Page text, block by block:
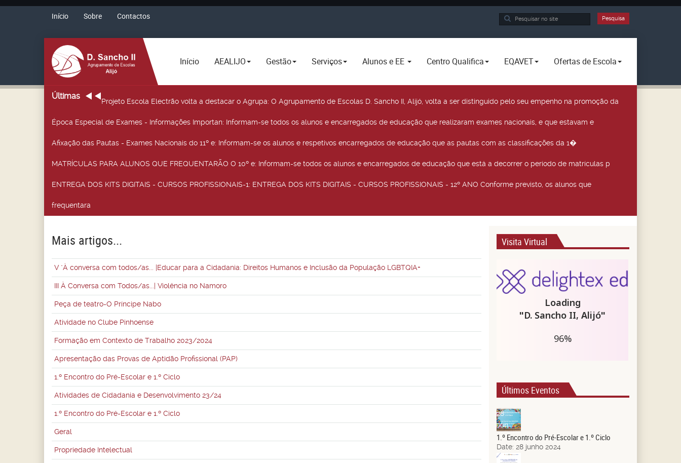
Início Sobre Contactos Pesquisa... Pesquisa
Início AEALIJO Gestão Serviços Alunos e EE Centro Qualifica EQAVET Ofertas de Escola
Últimas
Projeto Escola Electrão volta a destacar o Agrupa: O Agrupamento de Escolas D. Sancho II, Alijó, volta a ser distinguido pelo seu empenho na promoção da
Época Especial de Exames - Informações Importan: Informam-se todos os alunos e encarregados de educação que realizaram exames nacionais, e que estavam e
Afixação das Pautas - Exames Nacionais do 11º e: Informam-se os alunos e respetivos encarregados de educação que as pautas com as classificações da 1�
MATRÍCULAS PARA ALUNOS QUE FREQUENTARÃO O 10º e: Informam-se todos os alunos e encarregados de educação que está a decorrer o período de matrículas p
ENTREGA DOS KITS DIGITAIS - CURSOS PROFISSIONAIS-1: ENTREGA DOS KITS DIGITAIS - CURSOS PROFISSIONAIS - 12º ANO Conforme previsto, os alunos que
frequentara
Mais artigos...
V "À conversa com todos/as... |Educar para a Cidadania: Direitos Humanos e Inclusão da População LGBTQIA+
III À Conversa com Todos/as...| Violência no Namoro
Peça de teatro-O Príncipe Nabo
Atividade no Clube Pinhoense
Formação em Contexto de Trabalho 2023/2024
Apresentação das Provas de Aptidão Profissional (PAP)
1.º Encontro do Pré-Escolar e 1.º Ciclo
Atividades de Cidadania e Desenvolvimento 23/24
1.º Encontro do Pré-Escolar e 1.º Ciclo
Geral
Propriedade Intelectual
Visita Virtual
Últimos Eventos
28
Jun.
1.º Encontro do Pré-Escolar e 1.º Ciclo
Date: 28 junho 2024
21